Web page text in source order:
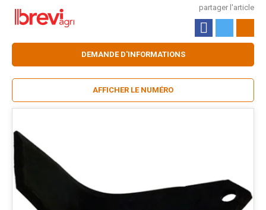
partager l'article
DEMANDE D'INFORMATIONS
AFFICHER LE NUMÉRO